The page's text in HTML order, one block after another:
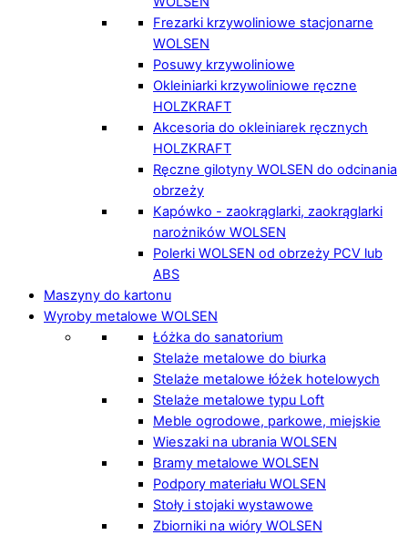
Frezarki krzywoliniowe stacjonarne
WOLSEN
Posuwy krzywoliniowe
Okleiniarki krzywoliniowe ręczne
HOLZKRAFT
Akcesoria do okleiniarek ręcznych
HOLZKRAFT
Ręczne gilotyny WOLSEN do odcinania
obrzeży
Kapówko - zaokrąglarki, zaokrąglarki
narożników WOLSEN
Polerki WOLSEN od obrzeży PCV lub
ABS
Maszyny do kartonu
Wyroby metalowe WOLSEN
Łóżka do sanatorium
Stelaże metalowe do biurka
Stelaże metalowe łóżek hotelowych
Stelaże metalowe typu Loft
Meble ogrodowe, parkowe, miejskie
Wieszaki na ubrania WOLSEN
Bramy metalowe WOLSEN
Podpory materiału WOLSEN
Stoły i stojaki wystawowe
Zbiorniki na wióry WOLSEN